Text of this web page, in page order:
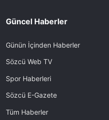
Güncel Haberler
Günün İçinden Haberler
Sözcü Web TV
Spor Haberleri
Sözcü E-Gazete
Tüm Haberler